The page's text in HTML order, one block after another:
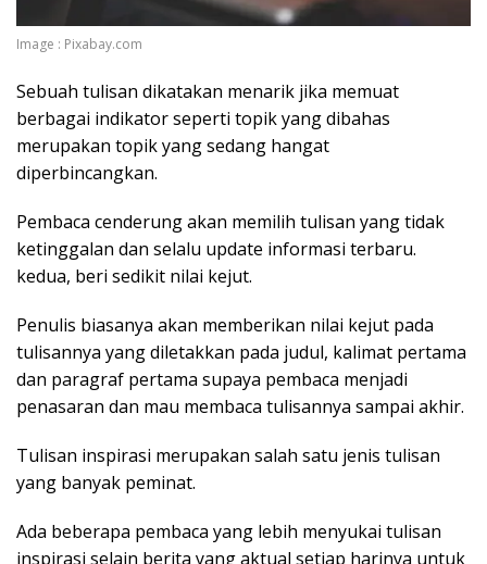
Image : Pixabay.com
Sebuah tulisan dikatakan menarik jika memuat
berbagai indikator seperti topik yang dibahas
merupakan topik yang sedang hangat
diperbincangkan.
Pembaca cenderung akan memilih tulisan yang tidak
ketinggalan dan selalu update informasi terbaru.
kedua, beri sedikit nilai kejut.
Penulis biasanya akan memberikan nilai kejut pada
tulisannya yang diletakkan pada judul, kalimat pertama
dan paragraf pertama supaya pembaca menjadi
penasaran dan mau membaca tulisannya sampai akhir.
Tulisan inspirasi merupakan salah satu jenis tulisan
yang banyak peminat.
Ada beberapa pembaca yang lebih menyukai tulisan
inspirasi selain berita yang aktual setiap harinya untuk